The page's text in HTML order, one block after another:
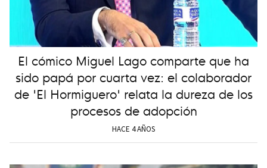
El cómico Miguel Lago comparte que ha
sido papá por cuarta vez: el colaborador
de 'El Hormiguero' relata la dureza de los
procesos de adopción
HACE 4 AÑOS